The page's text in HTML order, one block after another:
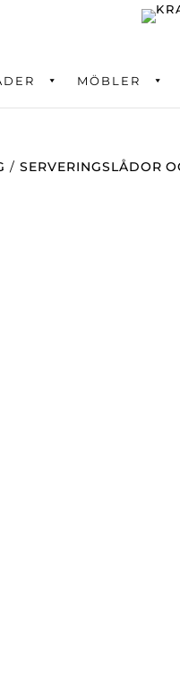
MÖBLER
/ SERVERINGSLÅDOR